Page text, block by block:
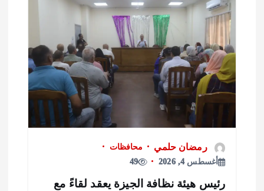
رمضان حلمي
محافظات
أغسطس 4, 2026
49
هيئة نظافة الجيزة يعقد لقاءً مع